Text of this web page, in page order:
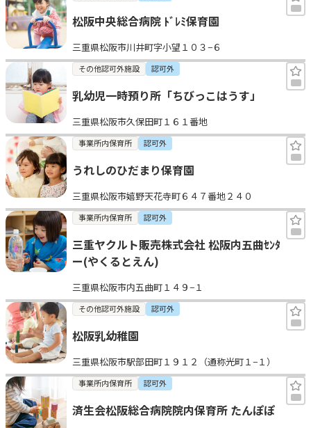
松阪中央総合病院 ﾄﾞﾚﾐ保育園
三重県松阪市川井町字小望１０３−６
その他認可外施設 認可外
乳幼児一時預り所「ちびっこはうす」
三重県松阪市久保田町１６１番地
事業所内保育所 認可外
うれしのひだまり保育園
三重県松阪市嬉野天花寺町６４７番地２４０
事業所内保育所 認可外
三重ヤクルト販売株式会社 松阪内五曲ｾﾝﾀ
ー(やくるとえん)
三重県松阪市内五曲町１４９−１
その他認可外施設 認可外
松阪乳幼稚園
三重県松阪市駅部田町１９１２（通称光町１−１）
事業所内保育所 認可外
済生会松阪総合病院院内保育所 たんぽぽ